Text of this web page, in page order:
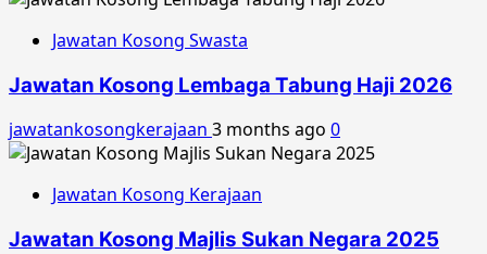
Jawatan Kosong Swasta
Jawatan Kosong Lembaga Tabung Haji 2026
jawatankosongkerajaan 3 months ago 0
Jawatan Kosong Kerajaan
Jawatan Kosong Majlis Sukan Negara 2025